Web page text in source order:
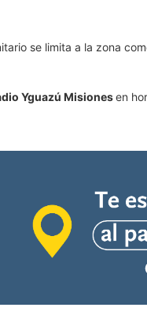
Yguazú Misionesen